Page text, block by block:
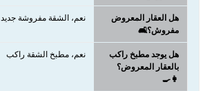
هل العقار المعروض
مفروش؟🛋️
نعم، الشقة مفروشة جديد
هل يوجد مطبخ راكب
بالعقار المعروض؟
👩‍🍳
نعم، مطبخ الشقة راكب